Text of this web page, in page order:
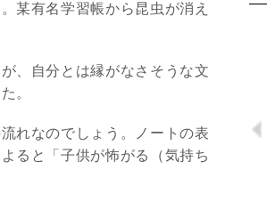
某有名学習帳から昆虫が消え
、自分とは縁がなさそうな文
。
れなのでしょう。ノートの表
ると「子供が怖がる（気持ち
スピリチュアルは現実を動
かす原動力～あ…